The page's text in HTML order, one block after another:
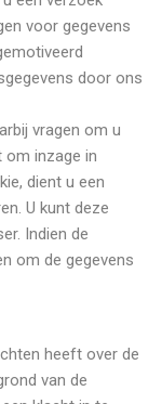
voor gegevens
door ons
vragen om u
om inzage in
dient u een
U kunt deze
Indien de
om de gegevens
heeft over de
van de